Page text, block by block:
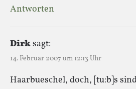
Antworten
Dirksagt:
14. Februar 2007 um 12:13 Uhr
Haarbueschel, doch, [tu:b]s